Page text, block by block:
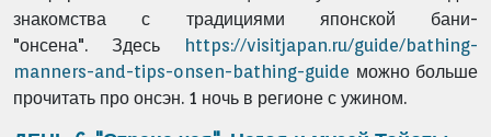
знакомства с традициями японской бани-
"онсена". Здесь
https://visitjapan.ru/guide/bathing-
manners-and-tips-onsen-bathing-guide можно больше
прочитать про онсэн. 1 ночь в регионе с ужином.